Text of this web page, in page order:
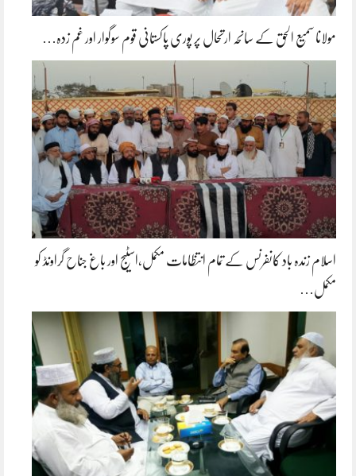
مولانا سمیع الحق کے سانحہ ارتحال پر پوری پاکستانی قوم سوگوار اور غم زدہ…
اسلام زندہ باد کانفرنس کے تمام انتظامات مکمل،اسٹیج اور باغ جناح گراونڈ کو
مکمل…